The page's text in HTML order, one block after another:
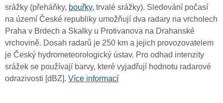
srážky (přeháňky, bouřky, trvalé srážky). Sledování počasí
na území České republiky umožňují dva radary na vrcholech
Praha v Brdech a Skalky u Protivanova na Drahanské
vrchovině. Dosah radarů je 250 km a jejich provozovatelem
je Český hydrometeorologický ústav. Pro odhad intenzity
srážek se používají barvy, které vyjadřují hodnotu radarové
odrazivosti [dBZ]. Více informací